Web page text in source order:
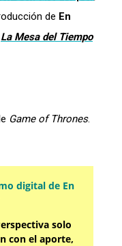
de En
La Mesa del Tiempo
Game of Thrones.
digital de En
solo
con el aporte,